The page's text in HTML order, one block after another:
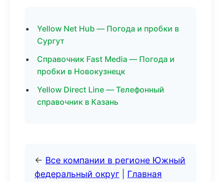
Yellow Net Hub — Погода и пробки в
Сургут
Справочник Fast Media — Погода и
пробки в Новокузнецк
Yellow Direct Line — Телефонный
справочник в Казань
← Все компании в регионе Южный
федеральный округ
Главная